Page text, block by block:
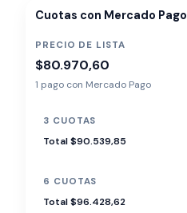
Cuotas con Mercado Pago
PRECIO DE LISTA
$80.970,60
1 pago con Mercado Pago
3 CUOTAS
Total $90.539,85
6 CUOTAS
Total $96.428,62